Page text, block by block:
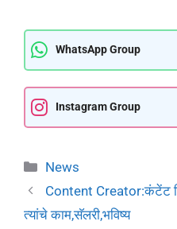
WhatsApp Group
Instagram Group
News
Content Creator:कंटेंट
त्यांचे काम,सॅलरी,भविष्य